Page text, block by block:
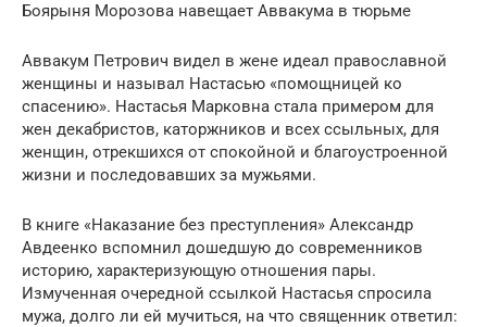
Боярыня Морозова навещает Аввакума в тюрьме
Аввакум Петрович видел в жене идеал православной
женщины и называл Настасью «помощницей ко
спасению». Настасья Марковна стала примером для
жен декабристов, каторжников и всех ссыльных, для
женщин, отрекшихся от спокойной и благоустроенной
жизни и последовавших за мужьями.
В книге «Наказание без преступления» Александр
Авдеенко вспомнил дошедшую до современников
историю, характеризующую отношения пары.
Измученная очередной ссылкой Настасья спросила
мужа, долго ли ей мучиться, на что священник ответил: